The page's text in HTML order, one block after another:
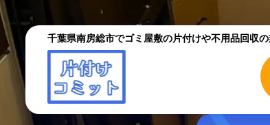
千葉県南房総市でゴミ屋敷の片付けや不用品回収